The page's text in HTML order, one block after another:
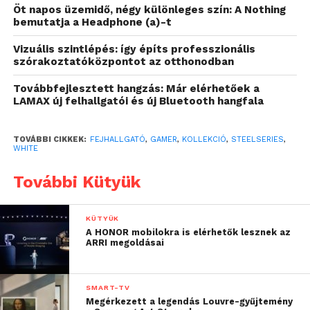
A vezeték nélküli szabadságnak és a szimultán
hangzásnak köszönhetően a játékosok egyszerre két
hangfolyamot hallgathatnak 2,4 GHz-en és Bluetooth-on,
így egyszerűen válthatnak PC, Mac, PlayStation és
Switch között USB-C segítségével. A kommunikáció
kulcsfontosságú, az új, mesterséges intelligencia által
vezérelt 2. generációs ClearCast zajszűrés pedig
kétirányú mikrofon ugyanazt a technológiát használja,
párosítva elnémítja a háttérzajt és a zavaró tényezőket,
kiszűrve a billentyűleütések és gombnyomások hangját a
mikrofon is újra lett gondolva egy egyedi kialakítással,
amely visszahúzott állapotban teljesen beleilleszkedik a
fülkagylóba menet közben.
Kiemelt tulajdonságok:
Öt napos üzemidő, négy különleges szín: A Nothing
bemutatja a Headphone (a)-t
Vizuális szintlépés: így építs professzionális
szórakoztatóközpontot az otthonodban
Továbbfejlesztett hangzás: Már elérhetőek a
LAMAX új felhallgatói és új Bluetooth hangfala
TOVÁBBI CIKKEK: FEJHALLGATÓ, GAMER, KOLLEKCIÓ, STEELSERIES,
WHITE
További Kütyük
KÜTYÜK
A HONOR mobilokra is elérhetők lesznek az
ARRI megoldásai
SMART-TV
Megérkezett a legendás Louvre-gyűjtemény